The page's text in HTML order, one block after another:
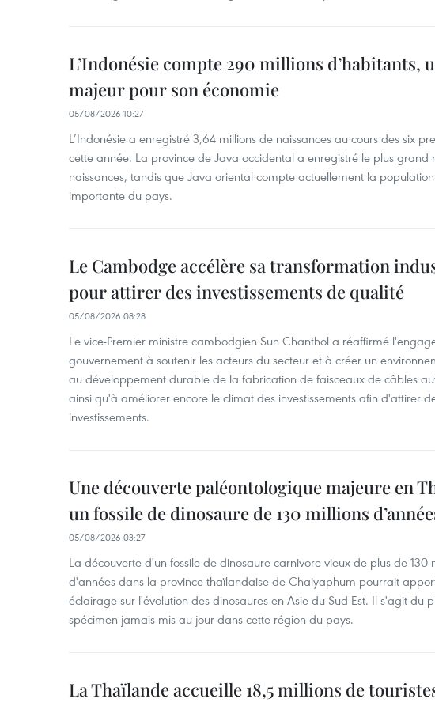
L’Indonésie compte 290 millions d’habitants,
majeur pour son économie
05/08/2026 10:27
L’Indonésie a enregistré 3,64 millions de naissances au cours des six
cette année. La province de Java occidental a enregistré le plus grand
naissances, tandis que Java oriental compte actuellement la
importante du pays.
Le Cambodge accélère sa transformation
pour attirer des investissements de qualité
05/08/2026 08:28
Le vice-Premier ministre cambodgien Sun Chanthol a réaffirmé
gouvernement à soutenir les acteurs du secteur et à créer un
au développement durable de la fabrication de faisceaux de câbles
ainsi qu'à améliorer encore le climat des investissements afin d'attirer
investissements.
Une découverte paléontologique majeure en
un fossile de dinosaure de 130 millions
05/08/2026 03:27
La découverte d'un fossile de dinosaure carnivore vieux de plus de 130
d'années dans la province thaïlandaise de Chaiyaphum pourrait
éclairage sur l'évolution des dinosaures en Asie du Sud-Est. Il s'agit du
spécimen jamais mis au jour dans cette région du pays.
La Thaïlande accueille 18,5 millions de